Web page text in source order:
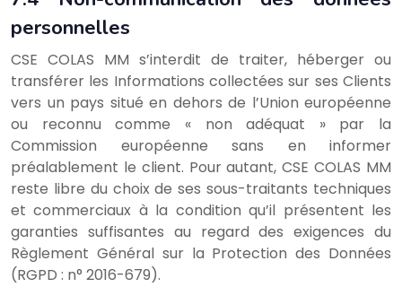
personnelles
CSE COLAS MM s’interdit de traiter, héberger ou
transférer les Informations collectées sur ses Clients
vers un pays situé en dehors de l’Union européenne
ou reconnu comme « non adéquat » par la
Commission européenne sans en informer
préalablement le client. Pour autant, CSE COLAS MM
reste libre du choix de ses sous-traitants techniques
et commerciaux à la condition qu’il présentent les
garanties suffisantes au regard des exigences du
Règlement Général sur la Protection des Données
(RGPD : n° 2016-679).